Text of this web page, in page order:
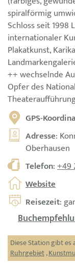
spiralförmig
Schloss seit 1998
internationaler
Plakatkunst,
++ wechselnde
Opfer des
GPS-
Adresse:
Oberhausen
Telefon:+49
Website
Reisezeit:
Diese Station gibt es
Ruhrgebiet,